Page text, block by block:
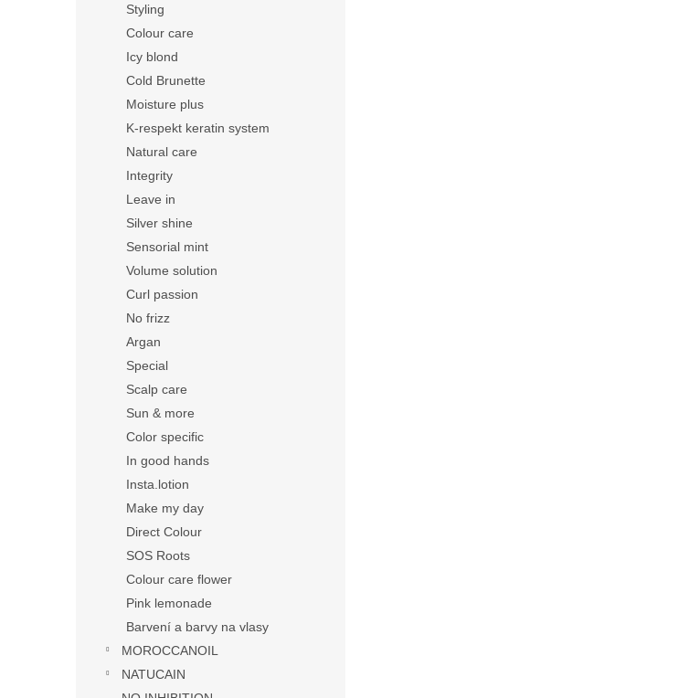
Styling
Colour care
Icy blond
Cold Brunette
Moisture plus
K-respekt keratin system
Natural care
Integrity
Leave in
Silver shine
Sensorial mint
Volume solution
Curl passion
No frizz
Argan
Special
Scalp care
Sun & more
Color specific
In good hands
Insta.lotion
Make my day
Direct Colour
SOS Roots
Colour care flower
Pink lemonade
Barvení a barvy na vlasy
MOROCCANOIL
NATUCAIN